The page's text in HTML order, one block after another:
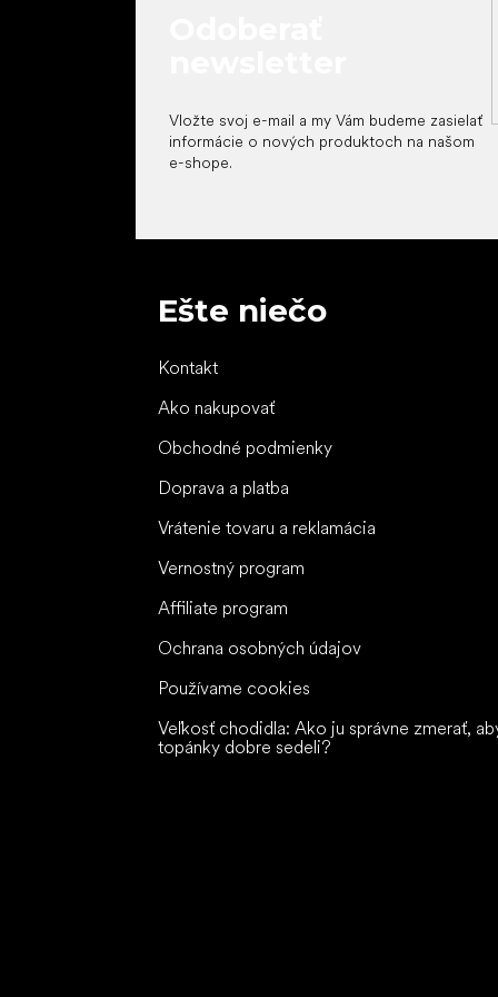
Vložte svoj e-mail a my Vám budeme zasielať
informácie o nových produktoch na našom
e-shope.
Ešte niečo
Kontakt
Ako nakupovať
Obchodné podmienky
Doprava a platba
Vrátenie tovaru a reklamácia
Vernostný program
Affiliate program
Ochrana osobných údajov
Používame cookies
Veľkosť chodidla: Ako ju správne zmerať,
topánky dobre sedeli?